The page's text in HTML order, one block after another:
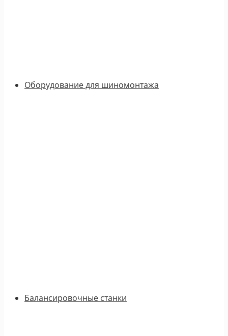
Оборудование для шиномонтажа
Балансировочные станки